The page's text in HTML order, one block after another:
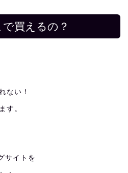
買えるの？
ない！
す。
サイトを